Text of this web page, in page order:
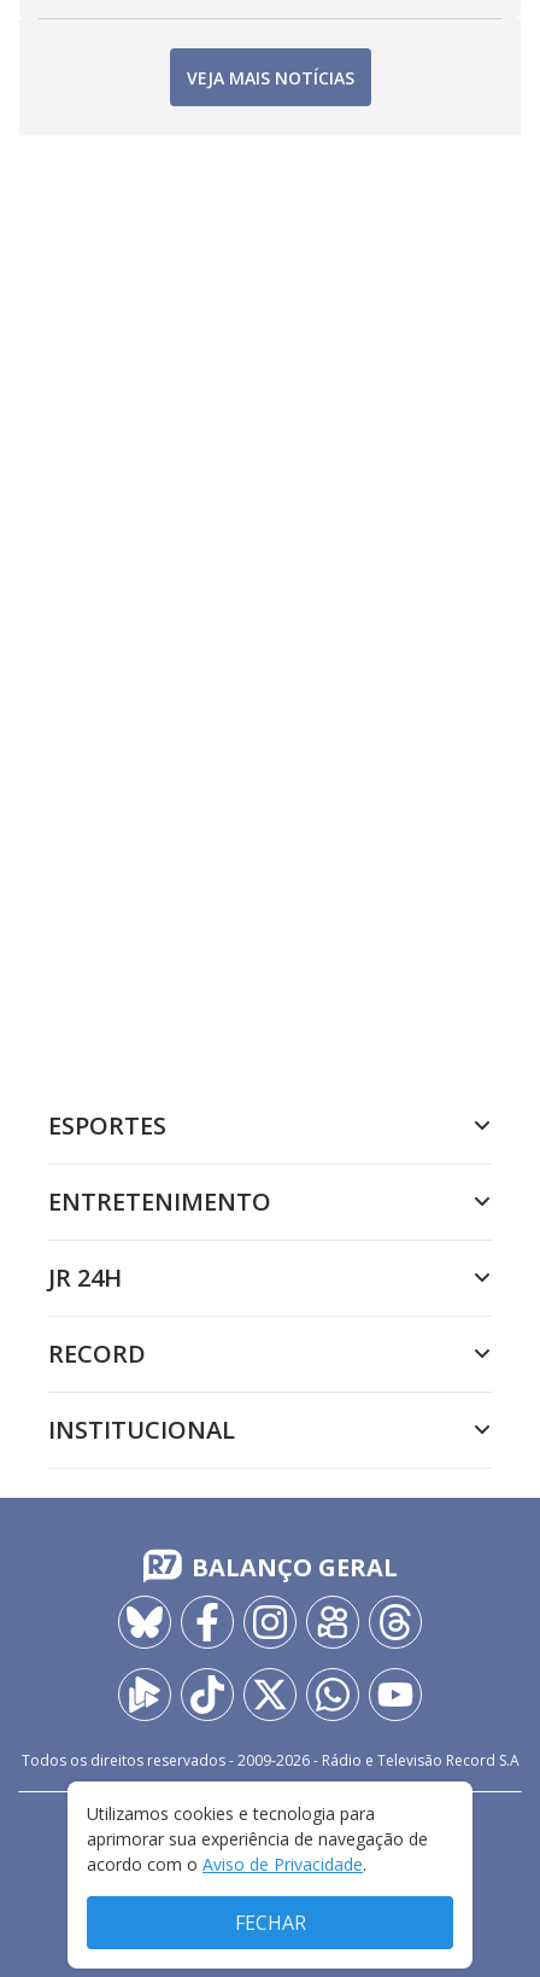
VEJA MAIS NOTÍCIAS
ESPORTES
ENTRETENIMENTO
JR 24H
RECORD
INSTITUCIONAL
BALANÇO GERAL
Todos os direitos reservados - 2009-2026- Rádio e Televisão Record S.A
FALE CONOSCO
PRIVACIDADE
TERMOS E CONDIÇÕES DE USO
Utilizamos cookies e tecnologia para
aprimorar sua experiência de navegação de
acordo com o Aviso de Privacidade.
FECHAR